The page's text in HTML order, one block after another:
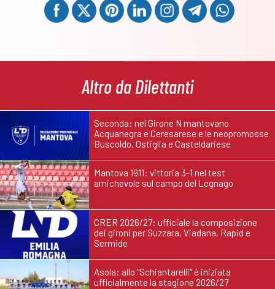
Altro da Dilettanti
Seconda: nel Girone N mantovano
Acquanegra e Ceresarese e le neopromosse
Buscoldo, Ostiglia e Casteldariese
Mantova 1911: vittoria 3-1 nel test
amichevole sul campo del Legnago
CRER 2026/27: ufficiale la composizione
dei gironi per Suzzara, Viadana, Rapid e
Sermide
Asola: allo "Schiantarelli" é iniziata
ufficialmente la stagione 2026/27